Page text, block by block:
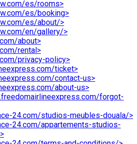
es/rooms>
es/booking>
es/about/>
en/gallery/>
about>
rental>
privacy-policy>
ticket>
contact-us>
about-us>
forgot-
24.com/studios-meubles-douala/>
24.com/appartements-studios-